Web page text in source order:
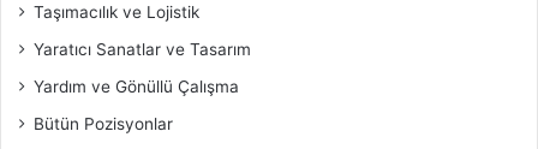
Taşımacılık ve Lojistik
Yaratıcı Sanatlar ve Tasarım
Yardım ve Gönüllü Çalışma
Bütün Pozisyonlar